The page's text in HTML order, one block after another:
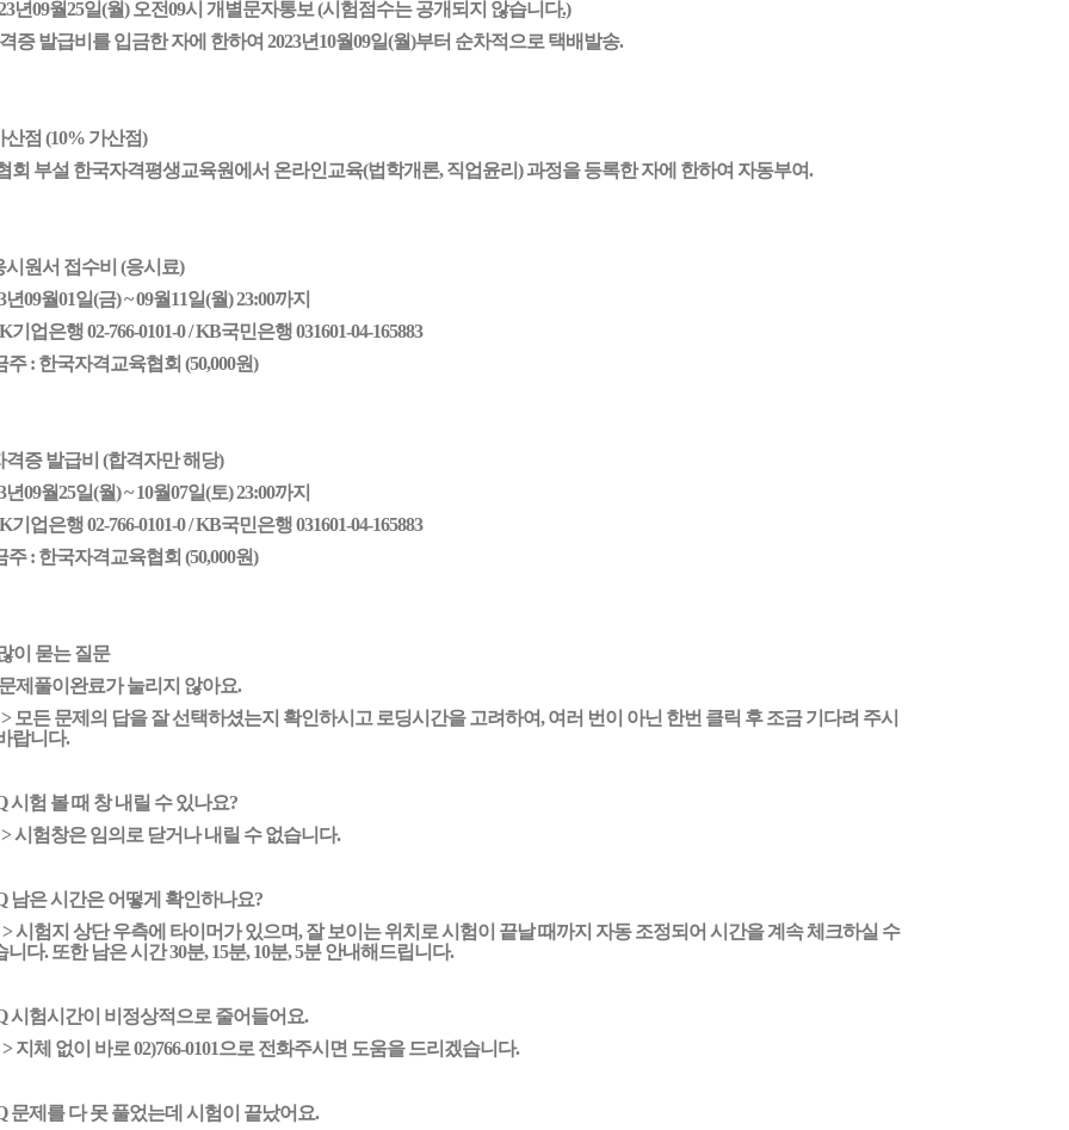
3년09월25일(월) 오전09시 개별문자통보 (시험점수는 공개되지 않습니다.)
증 발급비 를입금한 자에 한하여 2023년10월09일(월)부터 순차적으로 택배발송.
산점 (10% 가산점)
회 부설 한국자격평생교육원에서 온라인교육(법학개론, 직업윤리) 과정을 등록한 자에 한하여 자동부여.
시원서 접수비 (응시료)
년09월01일(금) ~09월11일(월) 23:00까지
기업은행 02-766-0101-0/ KB국민은행 031601-04-165883
주: 한국자격교육협회 (50,000원)
격증 발급비 (합격자만 해당)
년09월25일(월) ~10월07일(토) 23:00까지
기업은행 02-766-0101-0/ KB국민은행 031601-04-165883
주: 한국자격교육협회 (50,000원)
이 묻는 질문
제풀이완료가 눌리지 않아요.
> 모든 문제의 답을 잘 선택하셨는지 확인하시고 로딩시간을 고려하여,여러 번이 아닌 한번 클릭 후 조금 기다려 주시
랍니다.
시험 볼 때 창 내릴 수 있나요?
시험창은 임의로 닫거나 내릴 수 없습니다.
남은 시간은 어떻게 확인하나요?
> 시험지 상단 우측에 타이머가 있으며, 잘 보이는 위치로 시험이 끝날 때까지 자동 조정되어 시간을 계속 체크하실 수
니다. 또한 남은 시간 30분, 15분, 10분, 5분 안내해드립니다.
시험시간이 비정상적으로 줄어들어요.
지체 없이 바로 02)766-0101으로 전화주시면 도움을 드리겠습니다.
문제를 다 못 풀었는데 시험이 끝났어요.